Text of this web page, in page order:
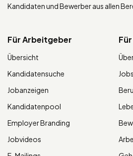
Kandidaten und Bewerber aus allen
Für Arbeitgeber
Übersicht
Kandidatensuche
Jobanzeigen
Kandidatenpool
Employer Branding
Jobvideos